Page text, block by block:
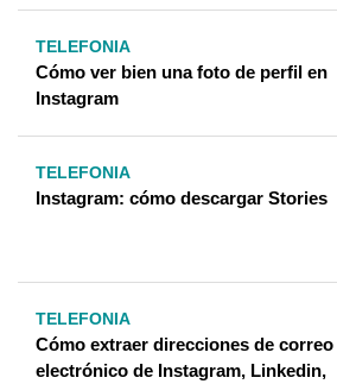
TELEFONIA
Cómo ver bien una foto de perfil en
Instagram
TELEFONIA
Instagram: cómo descargar Stories
TELEFONIA
Cómo extraer direcciones de correo
electrónico de Instagram, Linkedin,